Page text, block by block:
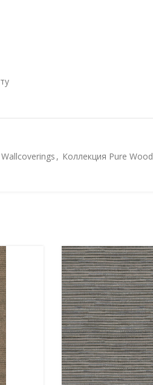
, Коллекция Pure Wood